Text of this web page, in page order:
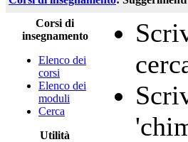
Corsi di
insegnamento
Elenco dei
corsi
Elenco dei
moduli
Cerca
Utilità